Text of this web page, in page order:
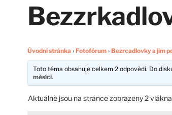
Úvodní stránka › Fotofórum › Bezrcadlovky a jim
Toto téma obsahuje celkem 2 odpovědi. Do
měsíci.
Aktuálně jsou na stránce zobrazeny 2